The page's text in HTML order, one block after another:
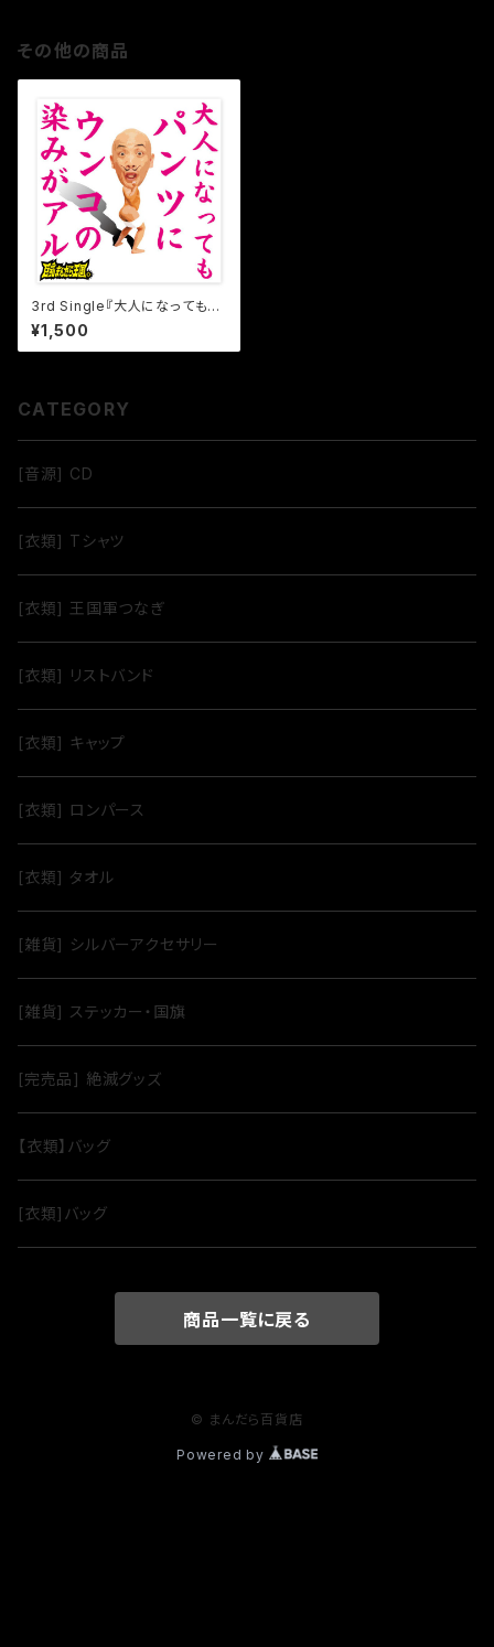
その他の商品
3rd Single『大人になってもパ
ンツにウンコの染みがアル』
¥1,500
CATEGORY
[音源] CD
[衣類] Tシャツ
[衣類] 王国軍つなぎ
[衣類] リストバンド
[衣類] キャップ
[衣類] ロンパース
[衣類] タオル
[雑貨] シルバーアクセサリー
[雑貨] ステッカー・国旗
[完売品] 絶滅グッズ
【衣類】バッグ
[衣類]バッグ
商品一覧に戻る
© まんだら百貨店
Powered by